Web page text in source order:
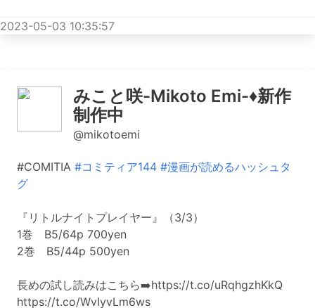
2023-05-03 10:35:57
みこと咲-Mikoto Emi-♦︎新作
制作中
@mikotoemi
#COMITIA #コミティア144 #漫画が読めるハッシュタ
グ
『リトルナイトプレイヤー』（3/3）
1巻 B5/64p 700yen
2巻 B5/44p 500yen
長めの試し読みはこちら➡️https://t.co/uRqhgzhKkQ
https://t.co/WvIyvLm6ws